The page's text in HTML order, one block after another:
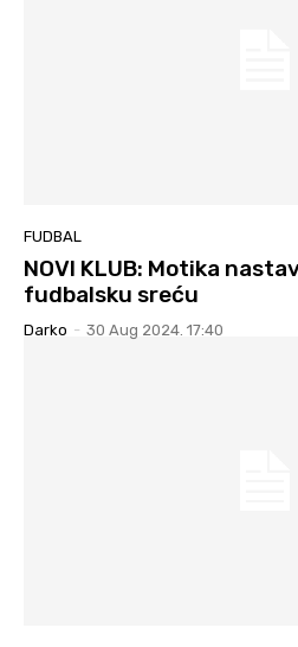
FUDBAL
NOVI KLUB: Motika
fudbalsku sreću
Darko - 30 Aug 2024. 17:40